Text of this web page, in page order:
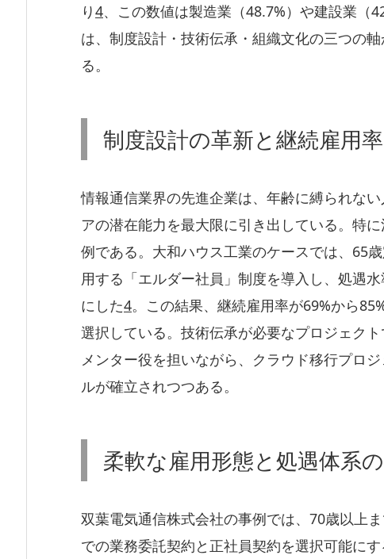
り4、この数値は製造業（48.7%）や建設業（
は、制度設計・技術伝承・組織文化の三つの
る。
制度設計の革新と継続雇用
情報通信業界の先進企業は、年齢に縛られな
アの潜在能力を最大限に引き出している。特
例である。大和ハウス工業のケースでは、65
用する「エルダー社員」制度を導入し、処遇
にした4。この結果、継続雇用率が69%から
選択している。技術伝承が必要なプロジェク
メンター役を担いながら、クラウド移行プロ
ルが確立されつつある。
柔軟な雇用形態と処遇体系
双葉電気通信株式会社の事例では、70歳以上
での業務委託契約と正社員契約を選択可能に